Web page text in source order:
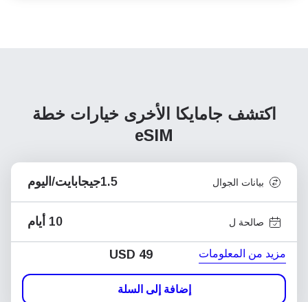
اكتشف جامايكا الأخرى خيارات خطة
eSIM
بيانات الجوال 1.5جيجابايت/اليوم
صالحة ل 10 أيام
مزيد من المعلومات USD 49
إضافة إلى السلة